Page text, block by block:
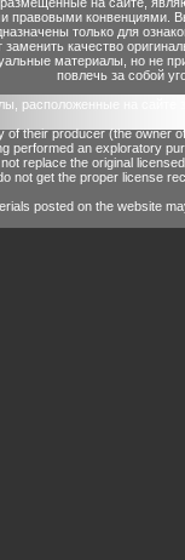
конвенциями.
только для
качество
материалы, но не
повлечь за собой
расположенные на сайте
their producer (the owner
performed an exploratory
replace the original
not get the proper license
posted on the website